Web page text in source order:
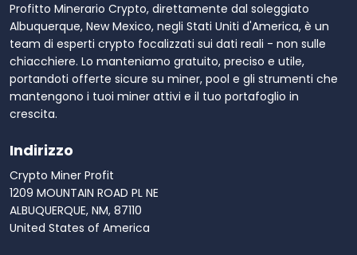
Profitto Minerario Crypto, direttamente dal soleggiato
Albuquerque, New Mexico, negli Stati Uniti d'America, è un
team di esperti crypto focalizzati sui dati reali - non sulle
chiacchiere. Lo manteniamo gratuito, preciso e utile,
portandoti offerte sicure su miner, pool e gli strumenti che
mantengono i tuoi miner attivi e il tuo portafoglio in
crescita.
Indirizzo
Crypto Miner Profit
1209 MOUNTAIN ROAD PL NE
ALBUQUERQUE, NM, 87110
United States of America